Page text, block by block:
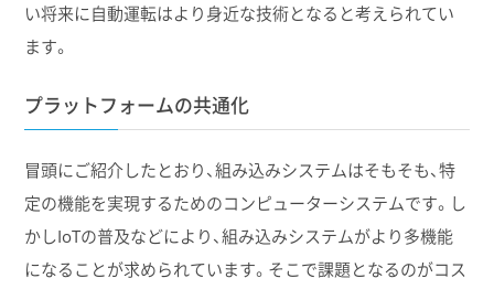
い将来に自動運転はより身近な技術となると考えられてい
ます。
プラットフォームの共通化
冒頭にご紹介したとおり、組み込みシステムはそもそも、特
定の機能を実現するためのコンピューターシステムです。し
かしIoTの普及などにより、組み込みシステムがより多機能
になることが求められています。そこで課題となるのがコス